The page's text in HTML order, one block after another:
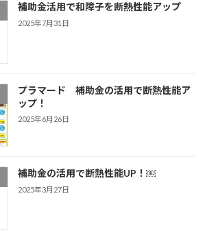
補助金活用で和障子を断熱性能アップ
2025年7月31日
プラマード 補助金の活用で断熱性能ア
ップ！
2025年6月26日
補助金の活用で断熱性能UP！￼
2025年3月27日